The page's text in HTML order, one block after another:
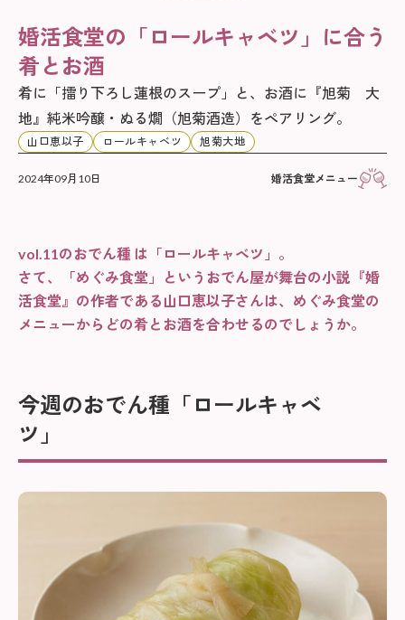
婚活食堂の「ロールキャベツ」に合う
肴とお酒
肴に「擂り下ろし蓮根のスープ」と、お酒に『旭菊 大
地』純米吟醸・ぬる燗（旭菊酒造）をペアリング。
山口恵以子 ロールキャベツ 旭菊大地
2024年09月10日 婚活食堂メニュー
vol.11のおでん種 は「ロールキャベツ」。
さて、「めぐみ食堂」というおでん屋が舞台の小説『婚
活食堂』の作者である山口恵以子さんは、めぐみ食堂の
メニューからどの肴とお酒を合わせるのでしょうか。
今週のおでん種「ロールキャベ
ツ」